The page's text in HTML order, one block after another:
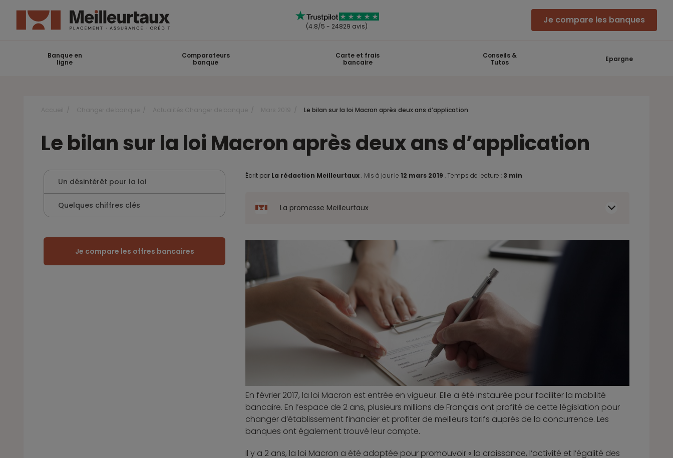
(4.8/5 - 24829 avis)
Je compare les banques
Banque en
ligne
Comparateurs
banque
Carte et frais
bancaire
Conseils &
Tutos
Epargne
Le bilan sur la loi Macron après deux ans d’application
Le bilan sur la loi Macron après deux ans d’application
Un désintérêt pour la loi
Quelques chiffres clés
Je compare les offres bancaires
Écrit par La rédaction Meilleurtaux . Mis à jour le 12 mars 2019. Temps de lecture : 3 min
La promesse Meilleurtaux
En février 2017, la loi Macron est entrée en vigueur. Elle a été instaurée pour faciliter la mobilité
bancaire. En l’espace de 2 ans, plusieurs millions de Français ont profité de cette législation pour
changer d’établissement financier et profiter de meilleurs tarifs auprès de la concurrence. Les
banques ont également trouvé leur compte.
Il y a 2 ans, la loi Macron a été adoptée pour promouvoir « la croissance, l’activité et l’égalité des